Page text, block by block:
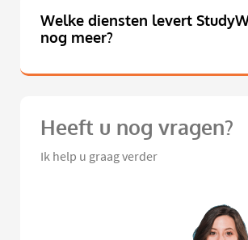
Welke diensten levert
nog meer?
Heeft u nog vragen?
Ik help u graag verder